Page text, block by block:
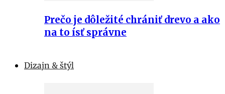
Prečo je dôležité chrániť drevo a ako
na to ísť správne
Dizajn & štýl